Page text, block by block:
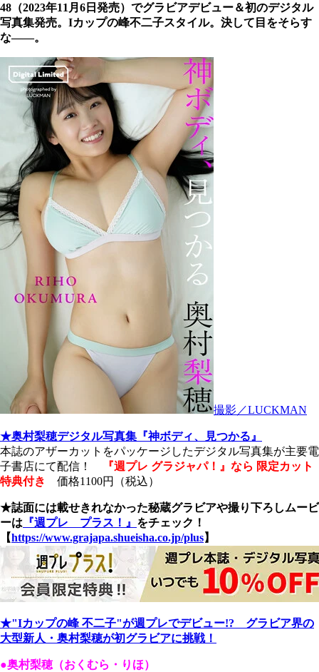
48（2023年11月6日発売）でグラビアデビュー＆初のデジタル
写真集発売。Iカップの峰不二子スタイル。決して目をそらす
な――。
撮影／LUCKMAN
★奥村梨穂デジタル写真集『神ボディ、見つかる』
本誌のアザーカットをパッケージしたデジタル写真集が主要電
子書店にて配信！
『週プレ グラジャパ！』なら 限定カット
特典付き
価格1100円（税込）
★誌面には載せきれなかった秘蔵グラビアや撮り下ろしムービ
ーは 『週プレ プラス！』 をチェック！
【https://www.grajapa.shueisha.co.jp/plus】
★"Iカップの峰 不二子"が週プレでデビュー!? グラビア界の
大型新人・奥村梨穂が初グラビアに挑戦！
●奥村梨穂（おくむら・りほ）